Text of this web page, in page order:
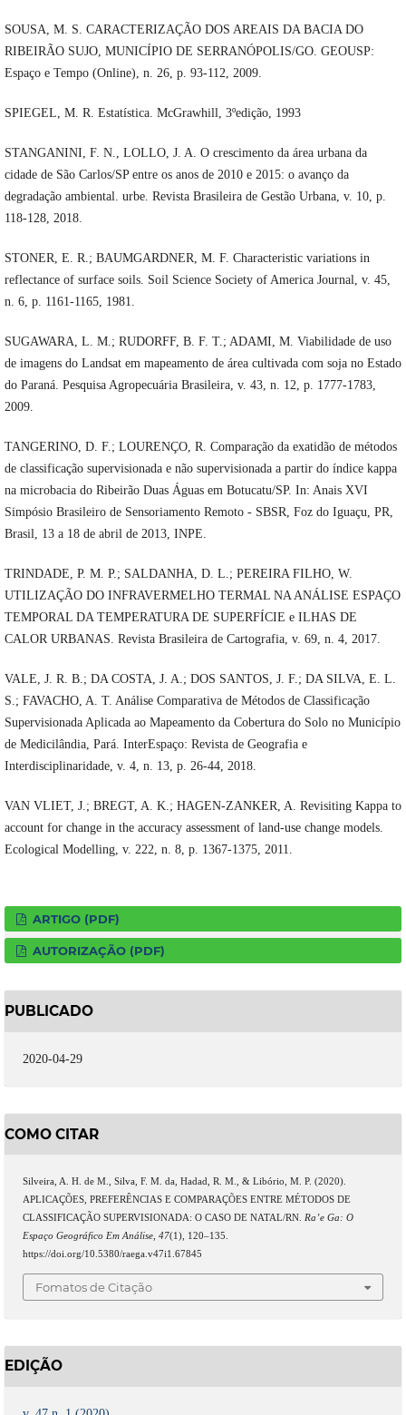
SOUSA, M. S. CARACTERIZAÇÃO DOS AREAIS DA BACIA DO
RIBEIRÃO SUJO, MUNICÍPIO DE SERRANÓPOLIS/GO. GEOUSP:
Espaço e Tempo (Online), n. 26, p. 93-112, 2009.
SPIEGEL, M. R. Estatística. McGrawhill, 3ºedição, 1993
STANGANINI, F. N., LOLLO, J. A. O crescimento da área urbana da
cidade de São Carlos/SP entre os anos de 2010 e 2015: o avanço da
degradação ambiental. urbe. Revista Brasileira de Gestão Urbana, v. 10, p.
118-128, 2018.
STONER, E. R.; BAUMGARDNER, M. F. Characteristic variations in
reflectance of surface soils. Soil Science Society of America Journal, v. 45,
n. 6, p. 1161-1165, 1981.
SUGAWARA, L. M.; RUDORFF, B. F. T.; ADAMI, M. Viabilidade de uso
de imagens do Landsat em mapeamento de área cultivada com soja no Estado
do Paraná. Pesquisa Agropecuária Brasileira, v. 43, n. 12, p. 1777-1783,
2009.
TANGERINO, D. F.; LOURENÇO, R. Comparação da exatidão de métodos
de classificação supervisionada e não supervisionada a partir do índice kappa
na microbacia do Ribeirão Duas Águas em Botucatu/SP. In: Anais XVI
Simpósio Brasileiro de Sensoriamento Remoto - SBSR, Foz do Iguaçu, PR,
Brasil, 13 a 18 de abril de 2013, INPE.
TRINDADE, P. M. P.; SALDANHA, D. L.; PEREIRA FILHO, W.
UTILIZAÇÃO DO INFRAVERMELHO TERMAL NA ANÁLISE ESPAÇO
TEMPORAL DA TEMPERATURA DE SUPERFÍCIE e ILHAS DE
CALOR URBANAS. Revista Brasileira de Cartografia, v. 69, n. 4, 2017.
VALE, J. R. B.; DA COSTA, J. A.; DOS SANTOS, J. F.; DA SILVA, E. L.
S.; FAVACHO, A. T. Análise Comparativa de Métodos de Classificação
Supervisionada Aplicada ao Mapeamento da Cobertura do Solo no Município
de Medicilândia, Pará. InterEspaço: Revista de Geografia e
Interdisciplinaridade, v. 4, n. 13, p. 26-44, 2018.
VAN VLIET, J.; BREGT, A. K.; HAGEN-ZANKER, A. Revisiting Kappa to
account for change in the accuracy assessment of land-use change models.
Ecological Modelling, v. 222, n. 8, p. 1367-1375, 2011.
ARTIGO (PDF)
AUTORIZAÇÃO (PDF)
PUBLICADO
2020-04-29
COMO CITAR
Silveira, A. H. de M., Silva, F. M. da, Hadad, R. M., & Libório, M. P. (2020).
APLICAÇÕES, PREFERÊNCIAS E COMPARAÇÕES ENTRE MÉTODOS DE
CLASSIFICAÇÃO SUPERVISIONADA: O CASO DE NATAL/RN. Ra’e Ga: O
Espaço Geográfico Em Análise, 47(1), 120–135.
https://doi.org/10.5380/raega.v47i1.67845
Fomatos de Citação
EDIÇÃO